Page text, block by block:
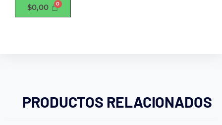
$0,00
PRODUCTOS RELACIONADOS